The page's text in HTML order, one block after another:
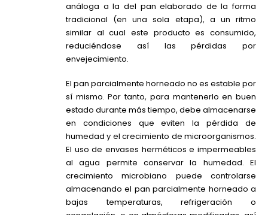
análoga a la del pan elaborado de la forma
tradicional (en una sola etapa), a un ritmo
similar al cual este producto es consumido,
reduciéndose así las pérdidas por
envejecimiento.
El pan parcialmente horneado no es estable por
sí mismo. Por tanto, para mantenerlo en buen
estado durante más tiempo, debe almacenarse
en condiciones que eviten la pérdida de
humedad y el crecimiento de microorganismos.
El uso de envases herméticos e impermeables
al agua permite conservar la humedad. El
crecimiento microbiano puede controlarse
almacenando el pan parcialmente horneado a
bajas temperaturas, refrigeración o